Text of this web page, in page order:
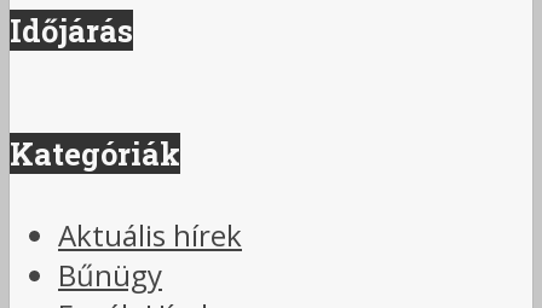
Időjárás
Kategóriák
Aktuális hírek
Bűnügy